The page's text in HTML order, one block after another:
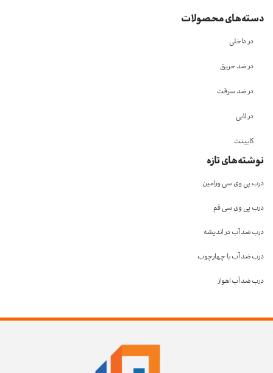
دسته‌های محصولات
در داخلی
در ضد حریق
در ضد سرقت
در لابی
کابینت
نوشته‌های تازه
درب پی وی سی ورامین
درب پی وی سی قم
درب ضد آب در اندیشه
درب ضد آب با چهارچوب
درب ضد آب اهواز